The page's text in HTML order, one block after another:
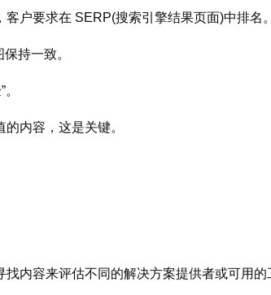
户要求在 SERP(搜索引擎结果页面)中排名
持一致。
内容，这是关键。
内容来评估不同的解决方案提供者或可用的